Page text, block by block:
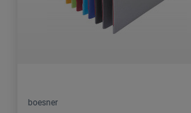
boesner